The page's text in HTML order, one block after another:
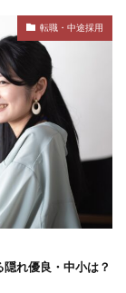
転職・中途採用
れ優良・中小は？